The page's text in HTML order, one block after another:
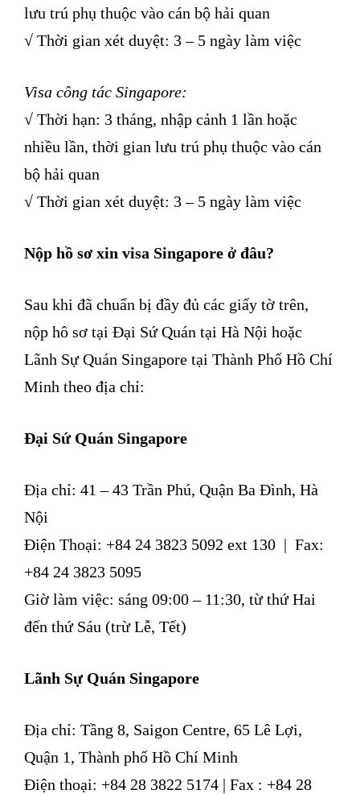
lưu trú phụ thuộc vào cán bộ hải quan
√ Thời gian xét duyệt: 3 – 5 ngày làm việc
Visa công tác Singapore:
√ Thời hạn: 3 tháng, nhập cảnh 1 lần hoặc
nhiều lần, thời gian lưu trú phụ thuộc vào cán
bộ hải quan
√ Thời gian xét duyệt: 3 – 5 ngày làm việc
Nộp hồ sơ xin visa Singapore ở đâu?
Sau khi đã chuẩn bị đầy đủ các giấy tờ trên,
nộp hô sơ tại Đại Sứ Quán tại Hà Nội hoặc
Lãnh Sự Quán Singapore tại Thành Phố Hồ Chí
Minh theo địa chỉ:
Đại Sứ Quán Singapore
Địa chỉ: 41 – 43 Trần Phú, Quận Ba Đình, Hà
Nội
Điện Thoại: +84 24 3823 5092 ext 130 | Fax:
+84 24 3823 5095
Giờ làm việc: sáng 09:00 – 11:30, từ thứ Hai
đến thứ Sáu (trừ Lễ, Tết)
Lãnh Sự Quán Singapore
Địa chỉ: Tầng 8, Saigon Centre, 65 Lê Lợi,
Quận 1, Thành phố Hồ Chí Minh
Điện thoại: +84 28 3822 5174 | Fax : +84 28